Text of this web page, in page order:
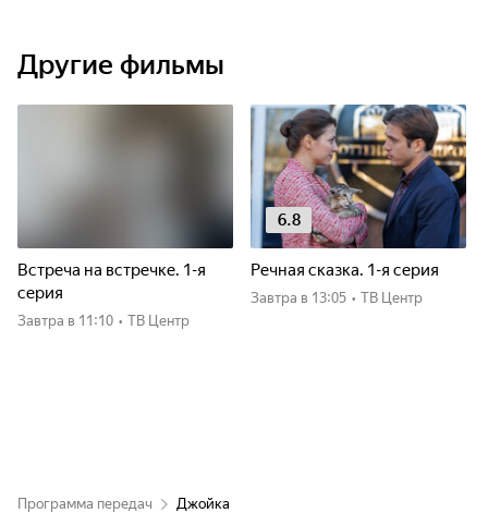
Другие фильмы
Встреча на встречке. 1-я
серия
Завтра в 11:10 • ТВ Центр
6.8
Речная сказка. 1-я серия
Завтра в 13:05 • ТВ Центр
Программа передач Джойка